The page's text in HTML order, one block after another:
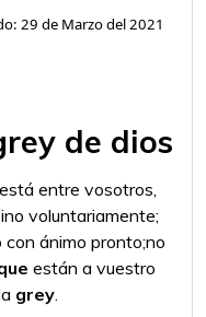
29 de Marzo del 2021
de dios
está entre vosotros,
voluntariamente;
ánimo pronto;no
están a vuestro
grey.